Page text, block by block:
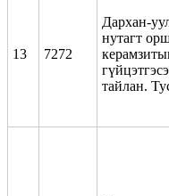
13 7272
Дархан-
нутагт
тайлан.